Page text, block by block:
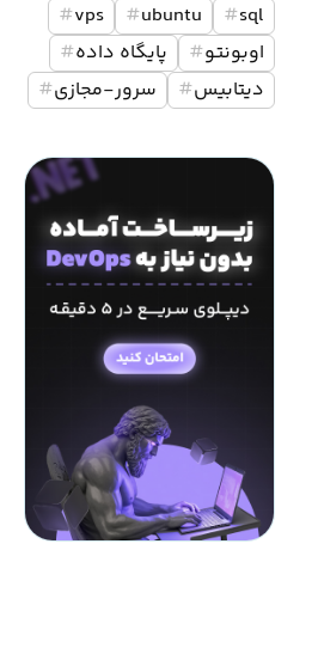
sql
#
ubuntu
#
vps
#
اوبونتو# پایگاه داده#
دیتابیس# سرور-مجازی#